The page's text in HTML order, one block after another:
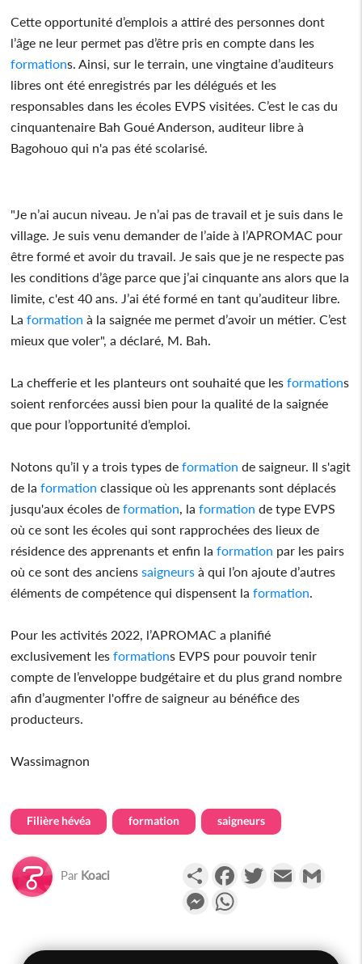
Cette opportunité d’emplois a attiré des personnes dont
l’âge ne leur permet pas d’être pris en compte dans les
formations. Ainsi, sur le terrain, une vingtaine d’auditeurs
libres ont été enregistrés par les délégués et les
responsables dans les écoles EVPS visitées. C’est le cas du
cinquantenaire Bah Goué Anderson, auditeur libre à
Bagohouo qui n'a pas été scolarisé.
"Je n’ai aucun niveau. Je n’ai pas de travail et je suis dans le
village. Je suis venu demander de l’aide à l’APROMAC pour
être formé et avoir du travail. Je sais que je ne respecte pas
les conditions d’âge parce que j’ai cinquante ans alors que la
limite, c'est 40 ans. J’ai été formé en tant qu’auditeur libre.
Laformation à la saignée me permet d’avoir un métier. C’est
mieux que voler", a déclaré, M. Bah.
La chefferie et les planteurs ont souhaité que lesformations
soient renforcées aussi bien pour la qualité de la saignée
que pour l’opportunité d’emploi.
Notons qu’il y a trois types deformation de saigneur. Il s'agit
de laformation classique où les apprenants sont déplacés
jusqu'aux écoles deformation, laformation de type EVPS
où ce sont les écoles qui sont rapprochées des lieux de
résidence des apprenants et enfin laformation par les pairs
où ce sont des ancienssaigneurs à qui l’on ajoute d’autres
éléments de compétence qui dispensent laformation.
Pour les activités 2022, l’APROMAC a planifié
exclusivement lesformations EVPS pour pouvoir tenir
compte de l’enveloppe budgétaire et du plus grand nombre
afin d’augmenter l'offre de saigneur au bénéfice des
producteurs.
Wassimagnon
Filière hévéa formation saigneurs
Par Koaci PartagerFacebookTwitterEmail
Messenger